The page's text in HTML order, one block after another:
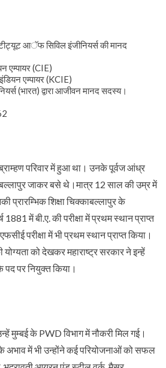
आॅफ सिविल इंजीनियर्स की मानद
एम्पायर (CIE)
एम्पायर (KCIE)
(भारत) द्वारा आजीवन मानद सदस्य।
परिवार में हुआ था। उनके पूर्वज आंध्र
जाकर बसे थे।मात्र 12 साल की उम्र में
प्रारम्भिक शिक्षा चिक्काबल्लापुर के
1881 में बी.ए. की परीक्षा में प्रथम स्थान प्राप्त
परीक्षा में भी प्रथम स्थान प्राप्त किया।
को देखकर महाराष्ट्र सरकार ने इन्हें
पर नियुक्त किया।
मुम्बई के PWD विभाग में नौकरी मिल गई।
में भी उन्होंने कई परियोजनाओं को सफल